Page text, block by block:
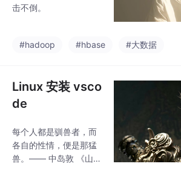
击不倒。
#hadoop #hbase #大数据
Linux 安装 vsco
de
每个人都是驯兽者，而
各自的性情，便是那猛
兽。—— 中岛敦 《山月